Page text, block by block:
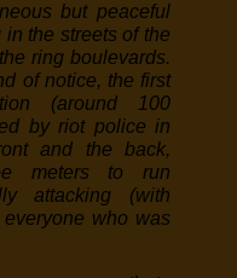
but peaceful
the streets of the
ring boulevards.
of notice, the first
(around 100
by riot police in
and the back,
meters to run
attacking (with
who was